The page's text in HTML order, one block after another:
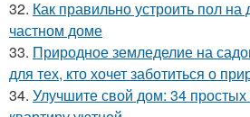
32. Как правильно устроить пол
частном доме
33. Природное земледелие на
для тех, кто хочет заботиться о
34. Улучшите свой дом: 34 простых